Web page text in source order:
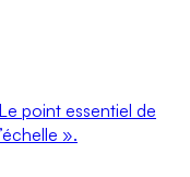
point essentiel de
».